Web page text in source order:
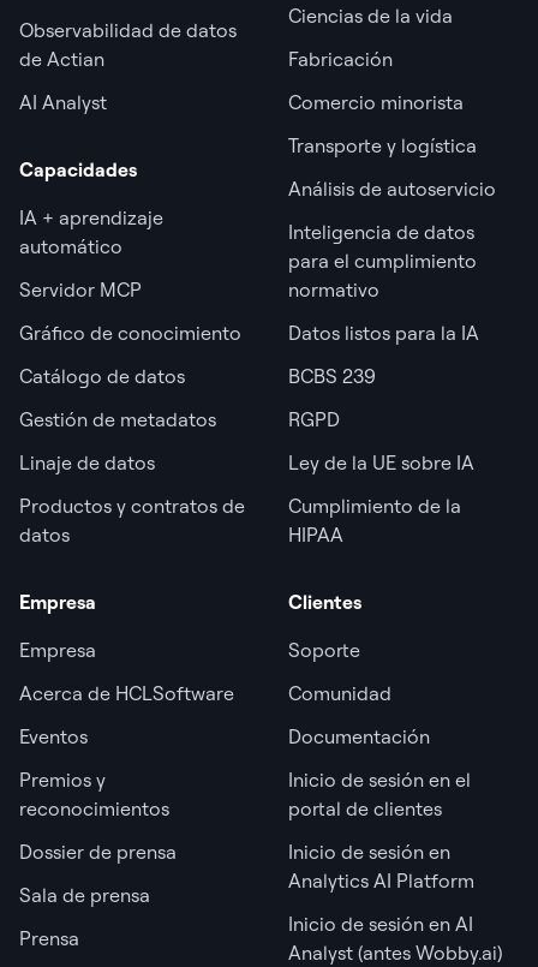
Observabilidad de datos
de Actian
AI Analyst
Capacidades
IA + aprendizaje
automático
Servidor MCP
Gráfico de conocimiento
Catálogo de datos
Gestión de metadatos
Linaje de datos
Productos y contratos de
datos
Ciencias de la vida
Fabricación
Comercio minorista
Transporte y logística
Análisis de autoservicio
Inteligencia de datos
para el cumplimiento
normativo
Datos listos para la IA
BCBS 239
RGPD
Ley de la UE sobre IA
Cumplimiento de la
HIPAA
Empresa
Empresa
Acerca de HCLSoftware
Eventos
Premios y
reconocimientos
Dossier de prensa
Sala de prensa
Prensa
Clientes
Soporte
Comunidad
Documentación
Inicio de sesión en el
portal de clientes
Inicio de sesión en
Analytics AI Platform
Inicio de sesión en AI
Analyst (antes Wobby.ai)